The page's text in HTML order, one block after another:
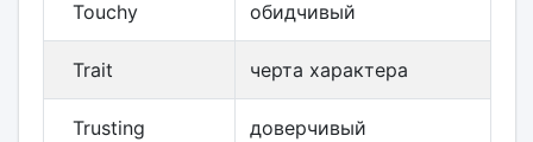
Touchy обидчивый
Trait черта характера
Trusting доверчивый